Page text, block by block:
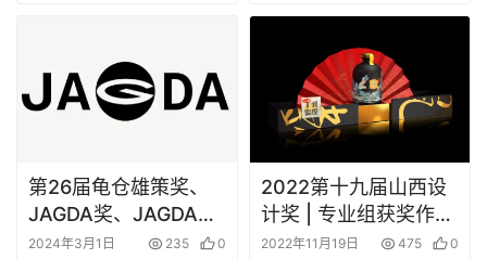
第26届龟仓雄策奖、
JAGDA奖、JAGDA新
人奖获奖名单揭晓
2024年3月1日 235 0
2022第十九届山西设
计奖 | 专业组获奖作品
⑦
2022年11月19日 475 0